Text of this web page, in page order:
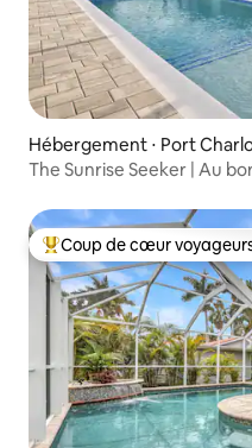
Hébergement ⋅ Port
The Sunrise Seeker | Au
Coups de cœur voyageurs
Coup de cœur